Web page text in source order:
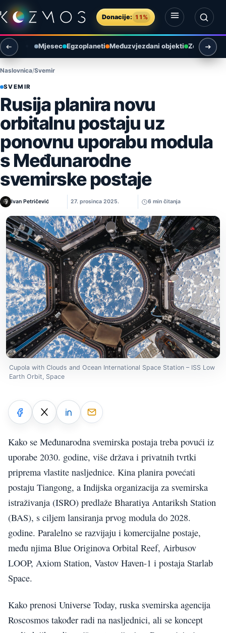
Preskoči na sadržaj
Donacije: 11%
Otvori izbornik
Otvori pretragu
Mjesec Egzoplaneti Međuzvjezdani objekti Zemlja i
Naslovnica Svemir
SVEMIR
Rusija planira novu
orbitalnu postaju uz
ponovnu uporabu modula
s Međunarodne
svemirske postaje
Ivan Petričević 27. prosinca 2025. 6 min čitanja
Cupola with Clouds and Ocean International Space Station – ISS Low
Earth Orbit, Space
Kako se Međunarodna svemirska postaja treba povući iz
uporabe 2030. godine, više država i privatnih tvrtki
priprema vlastite nasljednice. Kina planira povećati
postaju Tiangong, a Indijska organizacija za svemirska
istraživanja (ISRO) predlaže Bharatiya Antariksh Station
(BAS), s ciljem lansiranja prvog modula do 2028.
godine. Paralelno se razvijaju i komercijalne postaje,
među njima Blue Originova Orbital Reef, Airbusov
LOOP, Axiom Station, Vastov Haven-1 i postaja Starlab
Space.
Kako prenosi Universe Today, ruska svemirska agencija
Roscosmos također radi na nasljednici, ali se koncept